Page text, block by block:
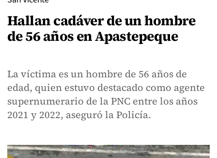
Hallan cadáver de un hombre
de 56 años en Apastepeque
La víctima es un hombre de 56 años de
edad, quien estuvo destacado como agente
supernumerario de la PNC entre los años
2021 y 2022, aseguró la Policía.